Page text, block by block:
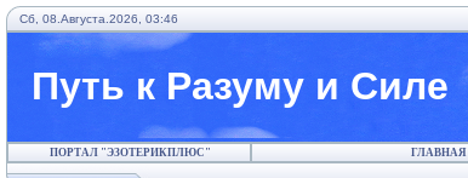
Сб, 08.Августа.2026, 03:46
Путь к Разуму и Силе
ПОРТАЛ "ЭЗОТЕРИКПЛЮС" ГЛАВНАЯ